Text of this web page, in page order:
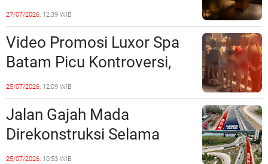
Minta Maaf, Konten
Langsung Di-Takedown
27/07/2026, 12:39 WIB
Video Promosi Luxor Spa
Batam Picu Kontroversi,
Dinilai Bermuatan Sensual
25/07/2026, 12:09 WIB
Jalan Gajah Mada
Direkonstruksi Selama
Empat Minggu, Ini Skema
25/07/2026, 10:53 WIB